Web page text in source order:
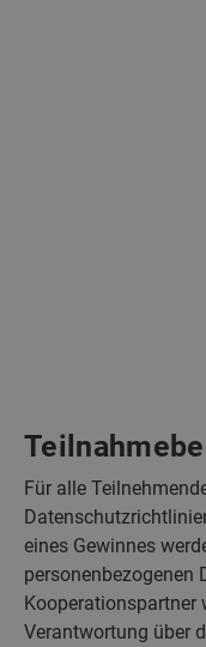
Für alle
eines Gewinnes
personenbezogenen
Kooperationspartner
Verantwortung über